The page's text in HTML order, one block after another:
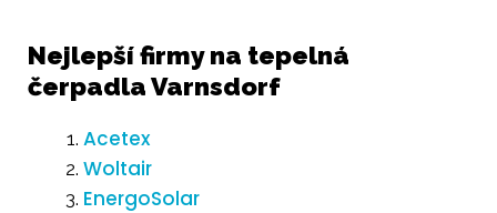
Nejlepší firmy na tepelná
čerpadla Varnsdorf
Acetex
Woltair
EnergoSolar